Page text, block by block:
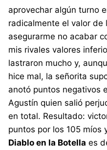
aprovechar algún turno
radicalmente el valor de
asegurarme no acabar
mis rivales valores
lastraron mucho y,
hice mal, la señorita
anotó puntos negativos
Agustín quien salió
en total. Resultado:
puntos por los 105 míos
Diablo en la Botella es